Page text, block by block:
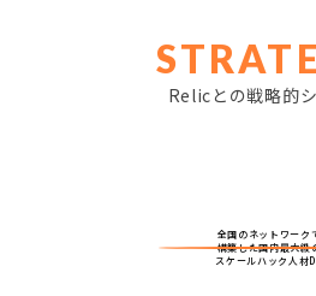
Relicとの戦略的
全国のネットワーク
構築した国内最大級
スケールハック人材